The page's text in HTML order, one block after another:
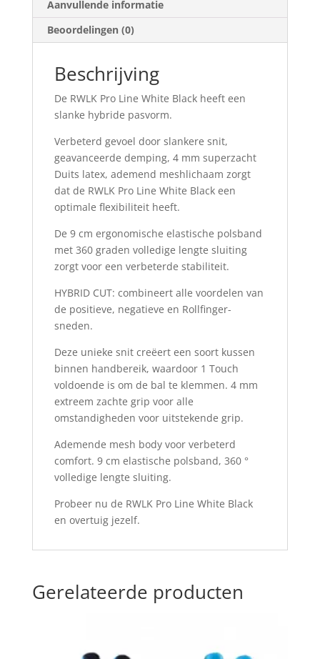
Aanvullende informatie
Beoordelingen (0)
Beschrijving
De RWLK Pro Line White Black heeft een
slanke hybride pasvorm.
Verbeterd gevoel door slankere snit,
geavanceerde demping, 4 mm superzacht
Duits latex, ademend meshlichaam zorgt
dat de RWLK Pro Line White Black een
optimale flexibiliteit heeft.
De 9 cm ergonomische elastische polsband
met 360 graden volledige lengte sluiting
zorgt voor een verbeterde stabiliteit.
HYBRID CUT: combineert alle voordelen van
de positieve, negatieve en Rollfinger-
sneden.
Deze unieke snit creëert een soort kussen
binnen handbereik, waardoor 1 Touch
voldoende is om de bal te klemmen. 4 mm
extreem zachte grip voor alle
omstandigheden voor uitstekende grip.
Ademende mesh body voor verbeterd
comfort. 9 cm elastische polsband, 360 °
volledige lengte sluiting.
Probeer nu de RWLK Pro Line White Black
en overtuig jezelf.
Gerelateerde producten